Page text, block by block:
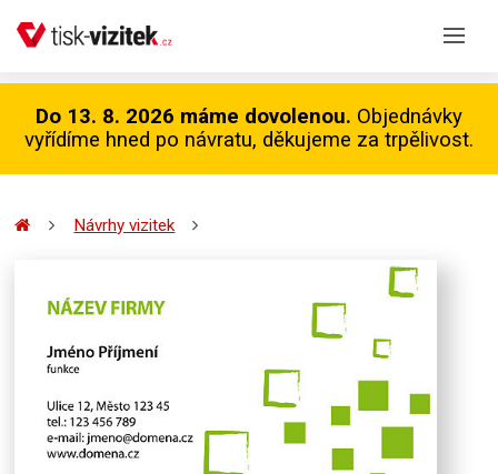
Do 13. 8. 2026 máme dovolenou. Objednávky
vyřídíme hned po návratu, děkujeme za trpělivost.
Návrhy vizitek